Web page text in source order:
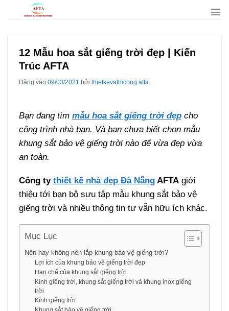
12 Mẫu hoa sắt giếng trời đẹp | Kiến
Trúc AFTA
Đăng vào 09/03/2021 bởi thietkevathicong afta
Bạn đang tìm mẫu hoa sắt giếng trời đẹpcho
công trình nhà bạn. Và bạn chưa biết chọn mẫu
khung sắt bảo vệ giếng trời nào để vừa đẹp vừa
an toàn.
Công ty thiết kế nhà đẹp Đà NẵngAFTAgiới
thiệu tới bạn bộ sưu tập mẫu khung sắt bảo vệ
giếng trời và nhiều thông tin tư vẫn hữu ích khác.
Mục Lục
Nên hay không nên lắp khung bảo vệ giếng trời?
Lợi ích của khung bảo vệ giếng trời đẹp
Hạn chế của khung sắt giếng trời
Kính giếng trời, khung sắt giếng trời và khung inox giếng
trời
Kính giếng trời